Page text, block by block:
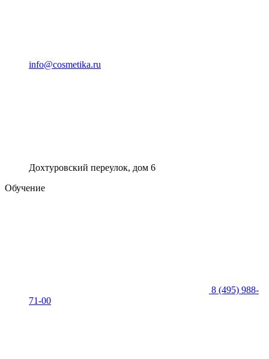
info@cosmetika.ru
Дохтуровский переулок, дом 6
Обучение
8 (495) 988-
71-00